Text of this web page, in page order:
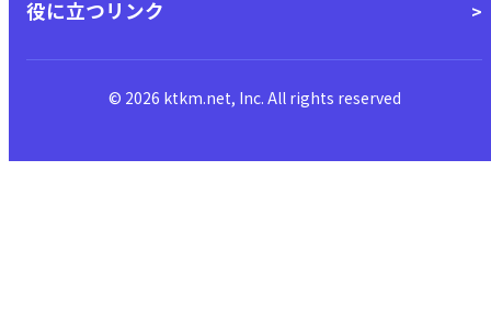
役に立つリンク
© 2026 ktkm.net, Inc. All rights reserved